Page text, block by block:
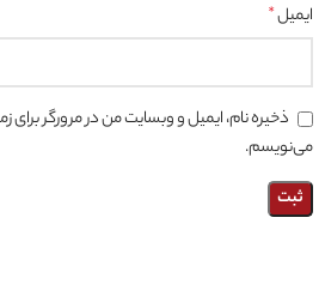
ایمیل*
ذخیره نام، ایمیل و وبسایت من در مرورگر برای
می‌نویسم.